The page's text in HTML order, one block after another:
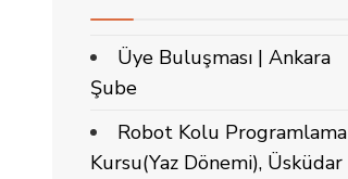
Üye Buluşması | Ankara
Şube
Robot Kolu Programlama
Kursu(Yaz Dönemi), Üsküdar